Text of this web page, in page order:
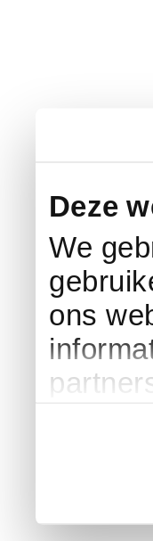
Deze
We
ons